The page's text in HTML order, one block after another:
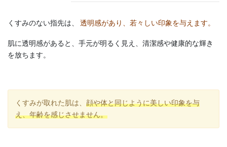
くすみのない指先は、 透明感があり、若々しい印象を与えます。
肌に透明感があると、手元が明るく見え、清潔感や健康的な輝き
を放ちます。
くすみが取れた肌は、 顔や体と同じように美しい印象を与
え、年齢を感じさせません。